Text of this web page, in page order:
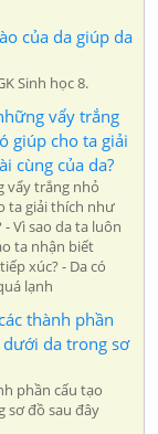
của da giúp da
Sinh học 8.
vẩy trắng
giúp cho ta giải
cùng của da?
vẩy trắng nhỏ
ta giải thích như
Vì sao da ta luôn
ta nhận biết
xúc? - Da có
lạnh
thành phần
da trong sơ
phần cấu tạo
sơ đồ sau đây